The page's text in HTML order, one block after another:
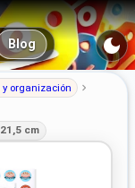
Blog
organización
cm